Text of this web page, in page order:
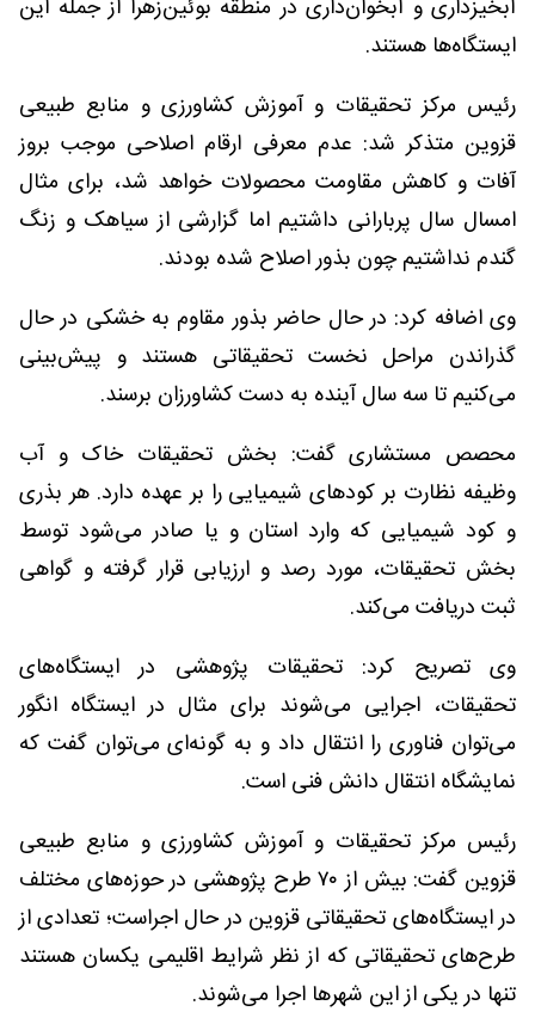
آبخیزداری و آبخوان‌داری در منطقه بوئین‌زهرا از جمله این
ایستگاه‌ها هستند.
رئیس مرکز تحقیقات و آموزش کشاورزی و منابع طبیعی
قزوین متذکر شد: عدم معرفی ارقام اصلاحی موجب بروز
آفات و کاهش مقاومت محصولات خواهد شد، برای مثال
امسال سال پربارانی داشتیم اما گزارشی از سیاهک و زنگ
گندم نداشتیم چون بذور اصلاح شده بودند.
وی اضافه کرد: در حال حاضر بذور مقاوم به خشکی در حال
گذراندن مراحل نخست تحقیقاتی هستند و پیش‌بینی
می‌کنیم تا سه سال آینده به دست کشاورزان برسند.
محصص مستشاری گفت: بخش تحقیقات خاک و آب
وظیفه نظارت بر کودهای شیمیایی را بر عهده دارد. هر بذری
و کود شیمیایی که وارد استان و یا صادر می‌شود توسط
بخش تحقیقات، مورد رصد و ارزیابی قرار گرفته و گواهی
ثبت دریافت می‌کند.
وی تصریح کرد: تحقیقات پژوهشی در ایستگاه‌های
تحقیقات، اجرایی می‌شوند برای مثال در ایستگاه انگور
می‌توان فناوری را انتقال داد و به گونه‌ای می‌توان گفت که
نمایشگاه انتقال دانش فنی است.
رئیس مرکز تحقیقات و آموزش کشاورزی و منابع طبیعی
قزوین گفت: بیش از ۷۰ طرح پژوهشی در حوزه‌های مختلف
در ایستگاه‌های تحقیقاتی قزوین در حال اجراست؛ تعدادی از
طرح‌های تحقیقاتی که از نظر شرایط اقلیمی یکسان هستند
تنها در یکی از این شهرها اجرا می‌شوند.